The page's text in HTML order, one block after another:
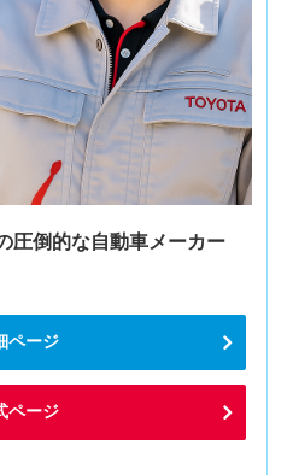
圧倒的な自動車メーカー
ページ
ページ